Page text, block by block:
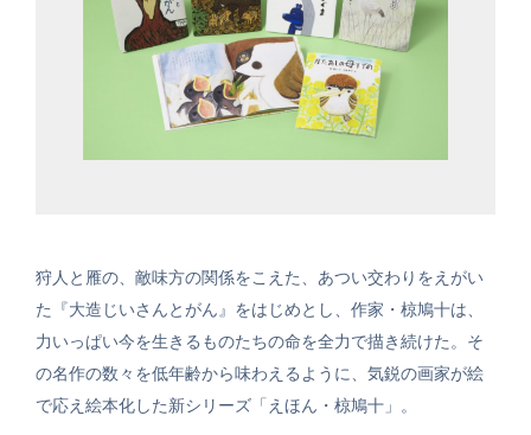
狩人と雁の、敵味方の関係をこえた、あつい交わりをえがい
た『大造じいさんとがん』をはじめとし、作家・椋鳩十は、
力いっぱい今を生きるものたちの命を全力で描き続けた。そ
の名作の数々を低年齢から味わえるように、気鋭の画家が絵
で応え絵本化した新シリーズ「えほん・椋鳩十」。